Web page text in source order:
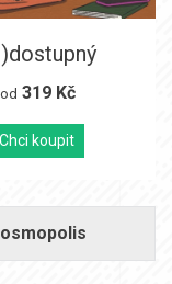
319 Kč
Chci koupit